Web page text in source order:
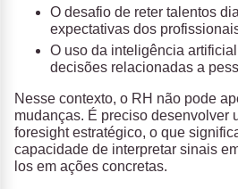
O desafio de reter talentos
expectativas dos
O uso da inteligência
decisões relacionadas a
Nesse contexto, o RH não pode
mudanças. É preciso desenvolver
foresight estratégico, o que
capacidade de interpretar sinais
los em ações concretas.